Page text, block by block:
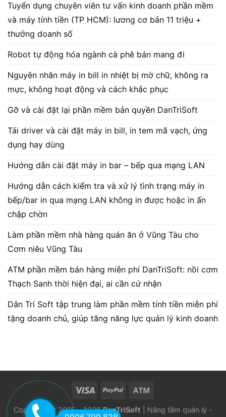
Tuyển dụng chuyên viên tư vấn kinh doanh phần mềm
và máy tính tiền (TP HCM): lương cơ bản 11 triệu +
thưởng doanh số
Robot tự động hóa ngành cà phê bán mang đi
Nguyên nhân máy in bill in nhiệt bị mờ chữ, không ra
mực, không hoạt động và cách khắc phục
Gỡ và cài đặt lại phần mềm bản quyền DanTriSoft
Tải driver và cài đặt máy in bill, in tem mã vạch, ứng
dụng hay dùng
Hướng dẫn cài đặt máy in bar – bếp qua mạng LAN
Hướng dẫn cách kiểm tra và xử lý tình trạng máy in
bếp/bar in qua mạng LAN không in được hoặc in ấn
chập chờn
Làm phần mềm nhà hàng quán ăn ở Vũng Tàu cho
Cơm niêu Vũng Tàu
ATM phần mềm bán hàng miễn phí DanTriSoft: nồi cơm
Thạch Sanh thời hiện đại, ai cần cứ nhận
Dân Trí Soft tập trung làm phần mềm tính tiền miễn phí
tặng doanh chủ, giúp tăng năng lực quản lý kinh doanh
Copyright © 2015 - 2026DanTriSoft | Nâng tầm quản lý -